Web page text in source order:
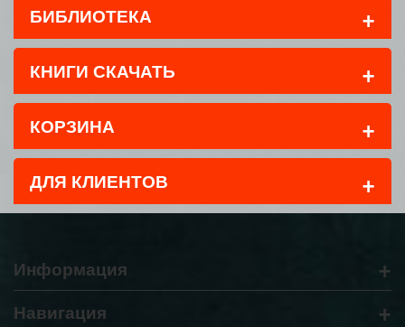
БИБЛИОТЕКА +
КНИГИ СКАЧАТЬ +
КОРЗИНА +
ДЛЯ КЛИЕНТОВ +
Информация +
Навигация +